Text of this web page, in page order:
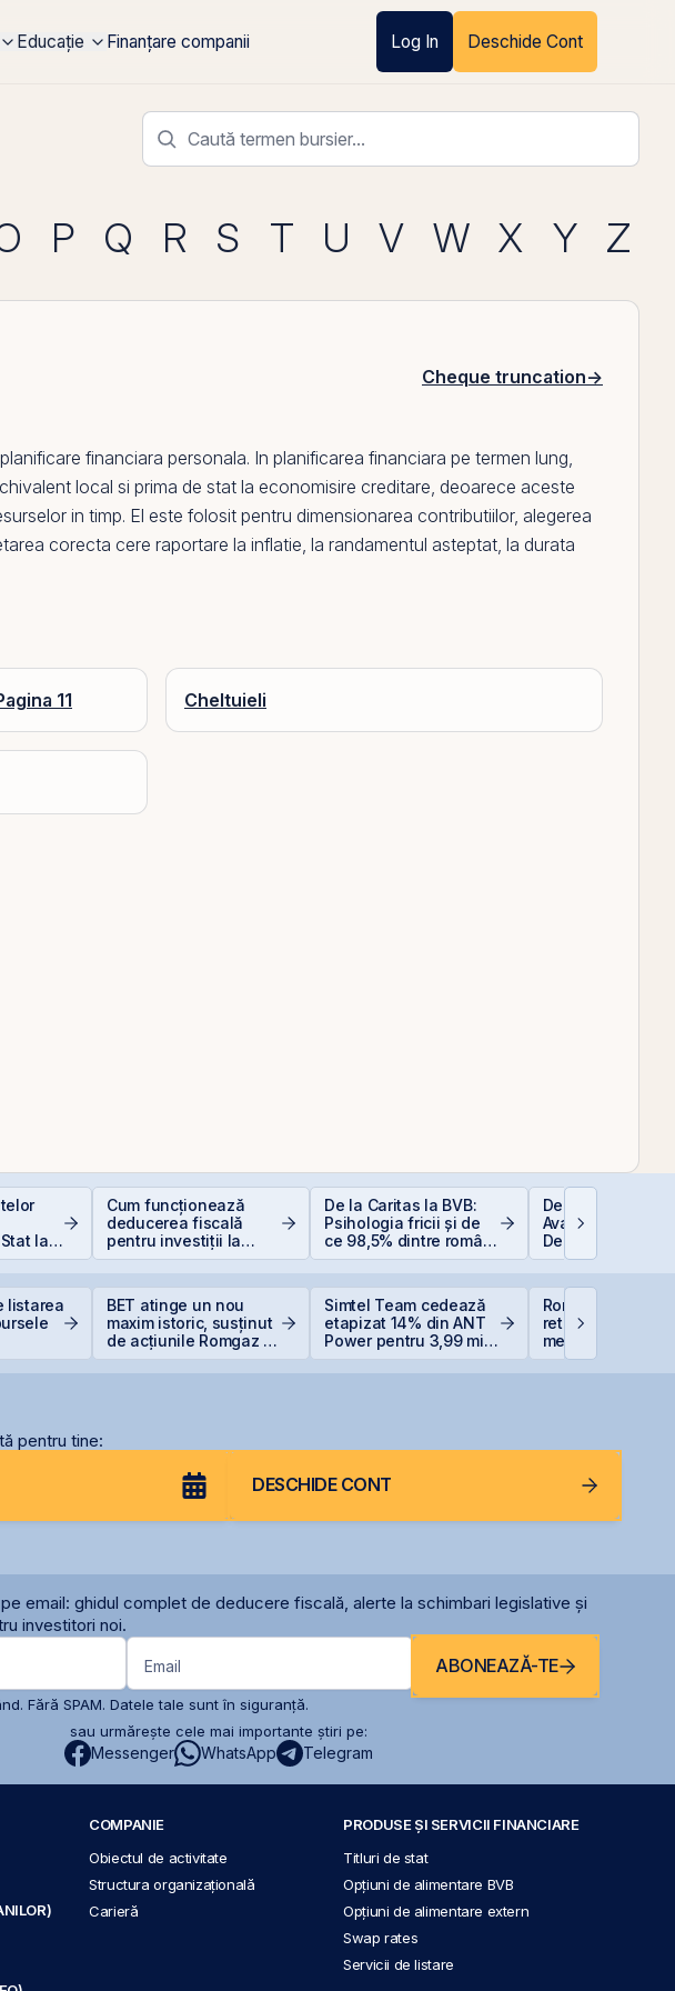
Educație Finanțare companii Log In Deschide Cont
P Q R S T U V W X Y Z
Cheque truncation→
financiara personala. In planificarea financiara pe termen lung,
local si prima de stat la economisire creditare, deoarece aceste
in timp. El este folosit pentru dimensionarea contributiilor, alegerea
corecta cere raportare la inflatie, la randamentul asteptat, la durata
11 Cheltuieli
la
Cum funcționează
deducerea fiscală
pentru investiții la
bursă
De la Caritas la BVB:
Psihologia fricii și de
ce 98,5% dintre români
evită investițiile la
Depozitele
Avantaje și
Dezavantaje
listarea
BET atinge un nou
maxim istoric, susținut
de acțiunile Romgaz și
Simtel Team cedează
etapizat 14% din ANT
Power pentru 3,99 mil.
România evită
retrogradarea,
menține ratingul
României la BBB-
pentru tine:
DESCHIDE CONT
email: ghidul complet de deducere fiscală, alerte la schimbari legislative și
investitori noi.
Email ABONEAZĂ-TE
Fără SPAM. Datele tale sunt în siguranță.
sau urmărește cele mai importante știri pe:
Messenger WhatsApp Telegram
COMPANIE
Obiectul de activitate
Structura organizațională
Carieră
PRODUSE ȘI SERVICII FINANCIARE
Titluri de stat
Opțiuni de alimentare BVB
Opțiuni de alimentare extern
Swap rates
Servicii de listare